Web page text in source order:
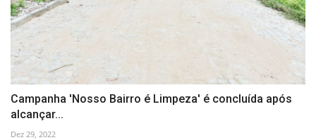
Campanha 'Nosso Bairro é Limpeza' é concluída após
alcançar...
Dez 29, 2022